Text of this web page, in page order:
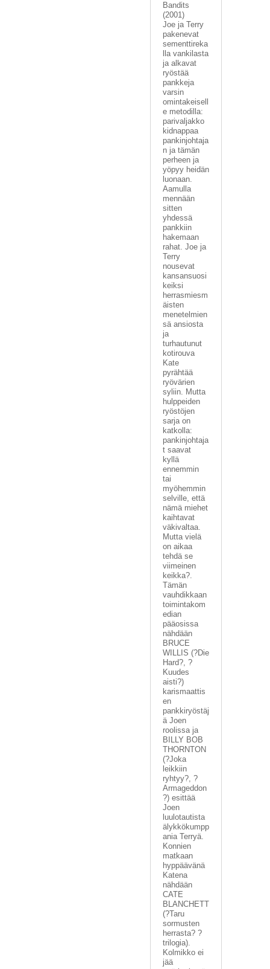
Bandits
(2001)
Joe ja Terry
pakenevat
sementtireka
lla vankilasta
ja alkavat
ryöstää
pankkeja
varsin
omintakeisell
e metodilla:
parivaljakko
kidnappaa
pankinjohtaja
n ja tämän
perheen ja
yöpyy heidän
luonaan.
Aamulla
mennään
sitten
yhdessä
pankkiin
hakemaan
rahat. Joe ja
Terry
nousevat
kansansuosi
keiksi
herrasmiesm
äisten
menetelmien
sä ansiosta
ja
turhautunut
kotirouva
Kate
pyrähtää
ryövärien
syliin. Mutta
hulppeiden
ryöstöjen
sarja on
katkolla:
pankinjohtaja
t saavat
kyllä
ennemmin
tai
myöhemmin
selville, että
nämä miehet
kaihtavat
väkivaltaa.
Mutta vielä
on aikaa
tehdä se
viimeinen
keikka?.
Tämän
vauhdikkaan
toimintakom
edian
pääosissa
nähdään
BRUCE
WILLIS (?Die
Hard?, ?
Kuudes
aisti?)
karismaattis
en
pankkiryöstäj
ä Joen
roolissa ja
BILLY BOB
THORNTON
(?Joka
leikkiin
ryhtyy?, ?
Armageddon
?) esittää
Joen
luulotautista
älykkökumpp
ania Terryä.
Konnien
matkaan
hyppäävänä
Katena
nähdään
CATE
BLANCHETT
(?Taru
sormusten
herrasta? ?
trilogia).
Kolmikko ei
jää